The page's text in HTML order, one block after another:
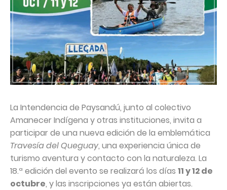
La Intendencia de Paysandú, junto al colectivo
Amanecer Indígena y otras instituciones, invita a
participar de una nueva edición de la emblemática
Travesía del Queguay, una experiencia única de
turismo aventura y contacto con la naturaleza. La
18.ª edición del evento se realizará los días 11 y 12 de
octubre, y las inscripciones ya están abiertas.